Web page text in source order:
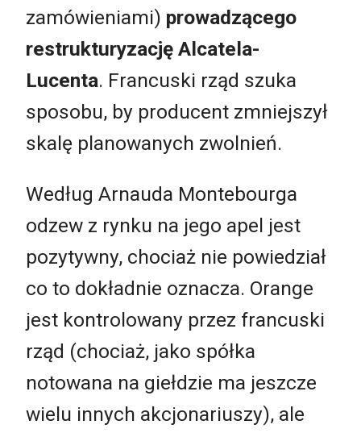
zamówieniami) prowadzącego
restrukturyzację Alcatela-
Lucenta. Francuski rząd szuka
sposobu, by producent zmniejszył
skalę planowanych zwolnień.
Według Arnauda Montebourga
odzew z rynku na jego apel jest
pozytywny, chociaż nie powiedział
co to dokładnie oznacza. Orange
jest kontrolowany przez francuski
rząd (chociaż, jako spółka
notowana na giełdzie ma jeszcze
wielu innych akcjonariuszy), ale